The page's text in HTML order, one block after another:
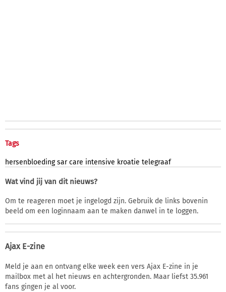
Tags
hersenbloeding sar care intensive kroatie telegraaf
Wat vind jij van dit nieuws?
Om te reageren moet je ingelogd zijn. Gebruik de links bovenin
beeld om een loginnaam aan te maken danwel in te loggen.
Ajax E-zine
Meld je aan en ontvang elke week een vers Ajax E-zine in je
mailbox met al het nieuws en achtergronden. Maar liefst 35.961
fans gingen je al voor.